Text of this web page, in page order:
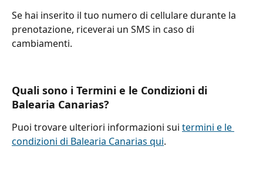
Se hai inserito il tuo numero di cellulare durante la
prenotazione, riceverai un SMS in caso di
cambiamenti.
Quali sono i Termini e le Condizioni di
Balearia Canarias?
Puoi trovare ulteriori informazioni sui termini e le
condizioni di Balearia Canarias qui.